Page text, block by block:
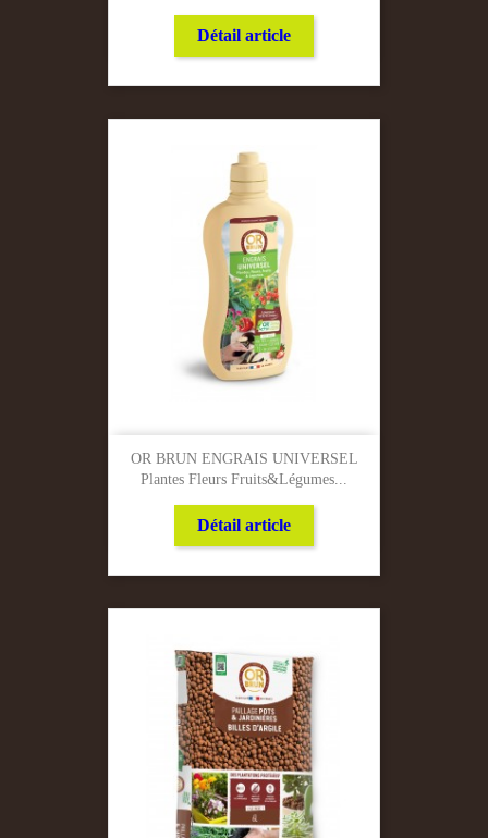
Détail article
OR BRUN ENGRAIS UNIVERSEL
Plantes Fleurs Fruits&légumes...
Détail article